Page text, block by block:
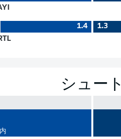
1.4
1.3
シュート